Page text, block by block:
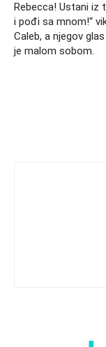
Rebecca! Ustani iz
i pođi sa mnom!“
Caleb, a njegov
je malom sobom.